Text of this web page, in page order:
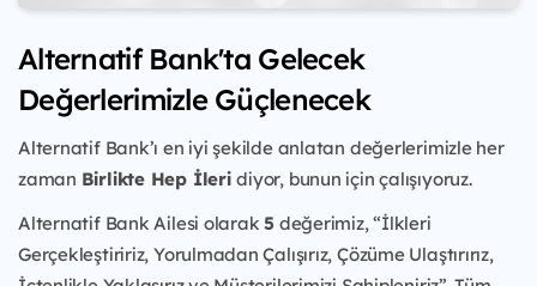
Alternatif Bank'ta Gelecek
Değerlerimizle Güçlenecek
Alternatif Bank’ı en iyi şekilde anlatan değerlerimizle her
zaman Birlikte Hep İleridiyor, bunun için çalışıyoruz.
Alternatif Bank Ailesi olarak5 değerimiz, “İlkleri
Gerçekleştiririz, Yorulmadan Çalışırız, Çözüme Ulaştırırız,